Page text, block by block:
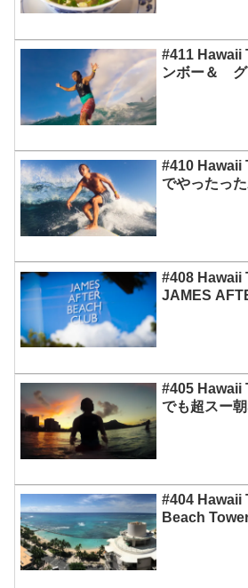
#411 Hawaii
ンボー＆ グ
#410 Hawaii
でやったった
#408 Hawaii
JAMES
#405 Hawaii
でも超スー
#404 Hawaii
Beach